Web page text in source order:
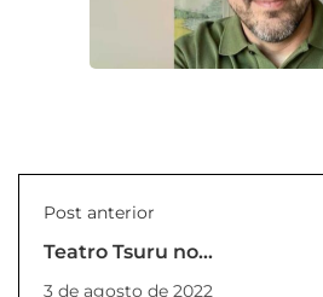
Post anterior
Teatro Tsuru no
Ongaeshi - A
3 de agosto de 2022